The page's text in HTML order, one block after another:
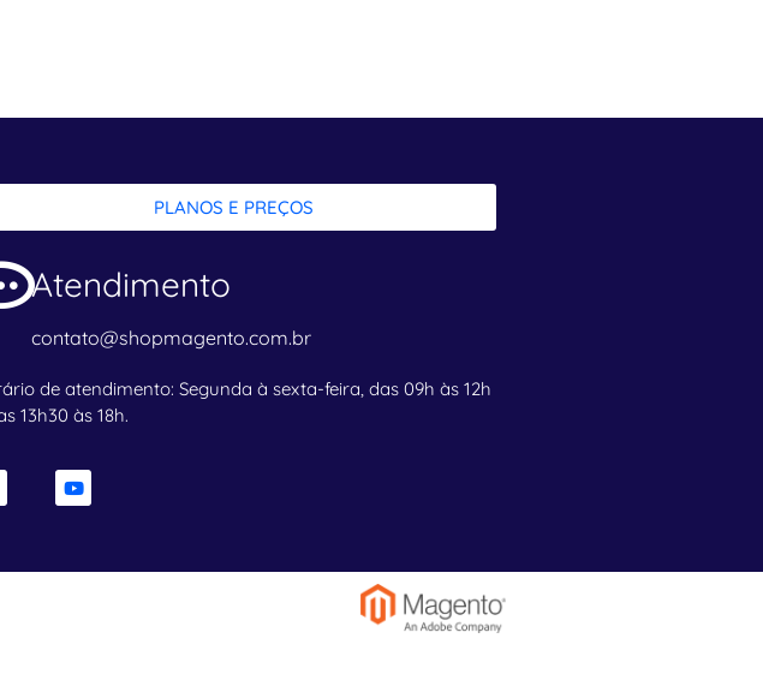
PLANOS E PREÇOS
Atendimento
contato@shopmagento.com.br
de atendimento: Segunda à sexta-feira, das 09h às 12h
13h30 às 18h.